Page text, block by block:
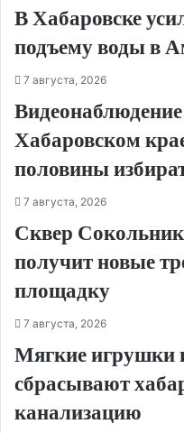
В Хабаровске
подъему воды в
7 августа, 2026
Хабаровском
половины
7 августа, 2026
Сквер
получит новые
площадку
7 августа, 2026
Мягкие игрушки
сбрасывают
канализацию